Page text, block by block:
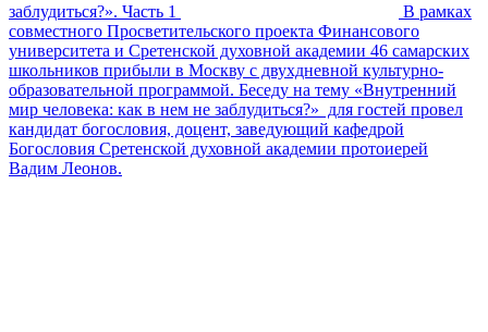
заблудиться?». Часть 1
В рамках
совместного Просветительского проекта Финансового
университета и Сретенской духовной академии 46 самарских
школьников прибыли в Москву с двухдневной культурно-
образовательной программой. Беседу на тему «Внутренний
мир человека: как в нем не заблудиться?» для гостей провел
кандидат богословия, доцент, заведующий кафедрой
Богословия Сретенской духовной академии протоиерей
Вадим Леонов.